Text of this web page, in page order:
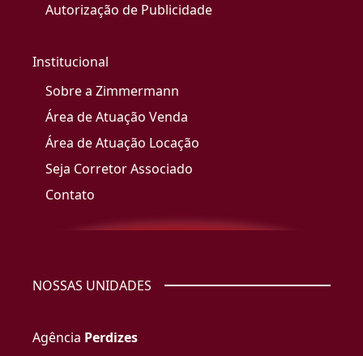
Autorização de Publicidade
Institucional
Sobre a Zimmermann
Área de Atuação Venda
Área de Atuação Locação
Seja Corretor Associado
Contato
NOSSAS UNIDADES
Agência Perdizes